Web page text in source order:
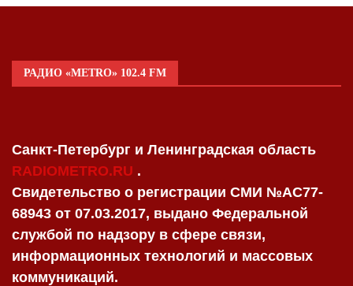
РАДИО «METRO» 102.4 FM
Санкт-Петербург и Ленинградская область
RADIOMETRO.RU .
Свидетельство о регистрации СМИ №AC77-
68943 от 07.03.2017, выдано Федеральной
службой по надзору в сфере связи,
информационных технологий и массовых
коммуникаций.